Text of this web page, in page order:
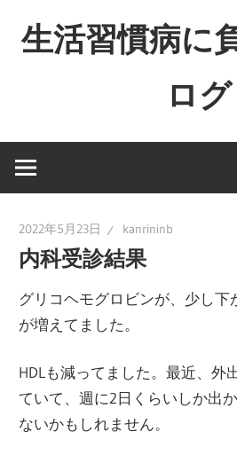
へ
キ
生活習慣病に
ログ
2022年5月23日 kanrininb
内科受診結果
グリコヘモグロビンが、少し下
が増えてました。
HDLも減ってました。最近、外
ていて、週に2日くらいしか出
ないかもしれません。